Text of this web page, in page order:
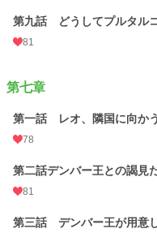
第九話 どうしてプルタル
81
第七章
第一話 レオ、隣国に向かう
78
第二話デンバー王との謁見
81
第三話 デンバー王が用意